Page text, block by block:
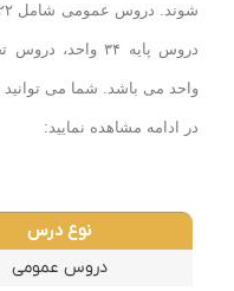
واحد می باشد. شما می توانید
در ادامه مشاهده نمایید:
نوع درس
دروس عمومی